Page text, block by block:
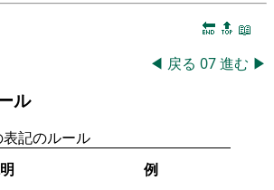
🔚 🔝 📖
◀ 戻る 07進む ▶
ル
記のルール
例